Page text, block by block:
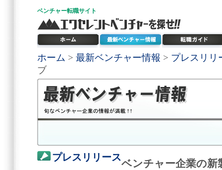
ベンチャー転職サイト
ホーム > 最新ベンチャー情報 > プレスリリ
ブ
プレスリリース
ベンチャー企業の新